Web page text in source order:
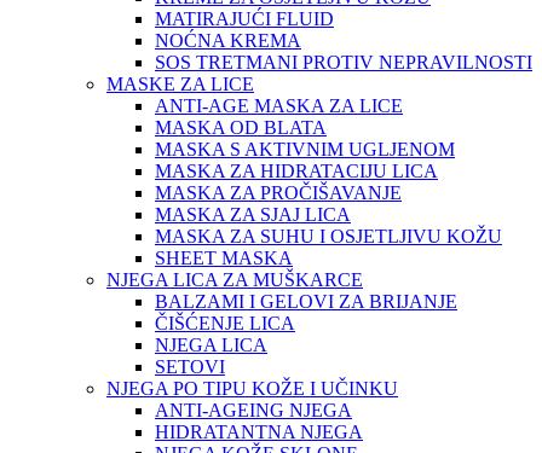
MATIRAJUĆI FLUID
NOĆNA KREMA
SOS TRETMANI PROTIV NEPRAVILNOSTI
MASKE ZA LICE
ANTI-AGE MASKA ZA LICE
MASKA OD BLATA
MASKA S AKTIVNIM UGLJENOM
MASKA ZA HIDRATACIJU LICA
MASKA ZA PROČIŠAVANJE
MASKA ZA SJAJ LICA
MASKA ZA SUHU I OSJETLJIVU KOŽU
SHEET MASKA
NJEGA LICA ZA MUŠKARCE
BALZAMI I GELOVI ZA BRIJANJE
ČIŠĆENJE LICA
NJEGA LICA
SETOVI
NJEGA PO TIPU KOŽE I UČINKU
ANTI-AGEING NJEGA
HIDRATANTNA NJEGA